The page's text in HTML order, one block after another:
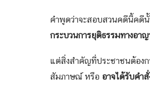
คำพูดว่าจะสอบสวนคดีนี้คดี
กระบวนการยุติธรรมทางอา
แต่สิ่งสำคัญที่ประชาชนต้อง
สัมภาษณ์ หรือ อาจได้รับคำ